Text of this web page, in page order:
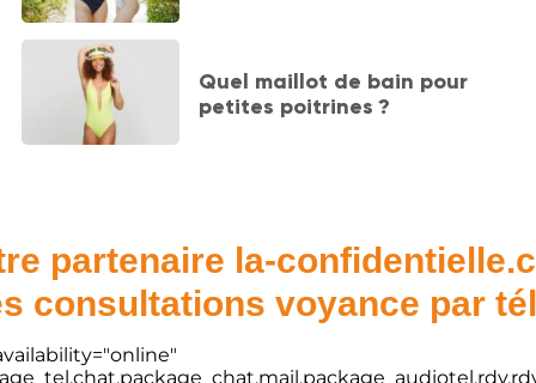
Quel maillot de bain pour
petites poitrines ?
partenaire la-
consultations voyance par